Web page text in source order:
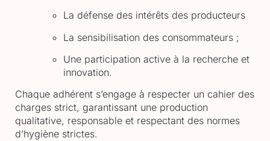
La défense des intérêts des producteurs
La sensibilisation des consommateurs ;
Une participation active à la recherche et
innovation.
Chaque adhérent s’engage à respecter un cahier des
charges strict, garantissant une production
qualitative, responsable et respectant des normes
d’hygiène strictes.